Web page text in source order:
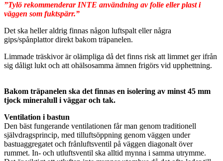
”Tylö rekommenderar INTE användning av folie eller plast i
väggen som fuktspärr.”
Det ska heller aldrig finnas någon luftspalt eller några
gips/spånplattor direkt bakom träpanelen.
Limmade träskivor är olämpliga då det finns risk att limmet ger ifrån
sig dåligt lukt och att ohälsosamma ämnen frigörs vid upphettning.
Bakom träpanelen ska det finnas en isolering av minst 45 mm
tjock mineralull i väggar och tak.
Ventilation i bastun
Den bäst fungerande ventilationen får man genom traditionell
självdragsprincip, med tilluftsöppning genom väggen under
bastuaggregatet och frånluftsventil på väggen diagonalt över
rummet. In- och utluftsventil ska alltid mynna i samma utrymme.